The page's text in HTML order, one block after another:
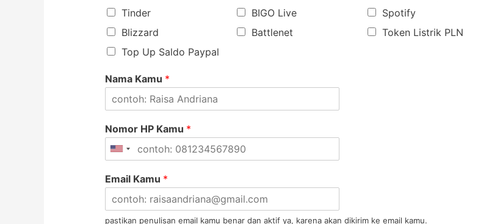
Tinder
BIGO Live
Spotify
Blizzard
Battlenet
Token Listrik PLN
Top Up Saldo Paypal
Nama Kamu *
Nomor HP Kamu *
Email Kamu *
pastikan penulisan email kamu benar dan aktif ya, karena akan dikirim ke email kamu.